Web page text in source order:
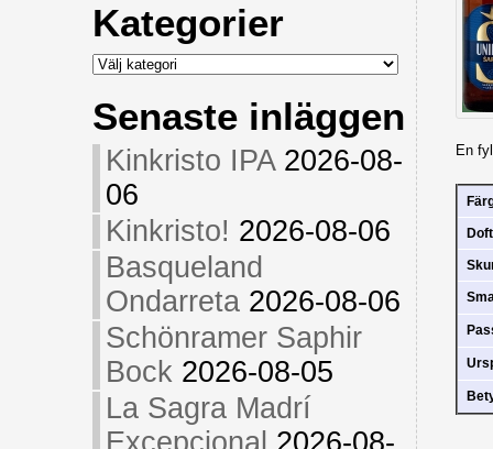
Kategorier
Kategorier
Senaste inläggen
Kinkristo IPA 2026-08-
06
Kinkristo! 2026-08-06
Basqueland
Ondarreta 2026-08-06
Schönramer Saphir
Bock 2026-08-05
La Sagra Madrí
Excepcional 2026-08-
En
Doft